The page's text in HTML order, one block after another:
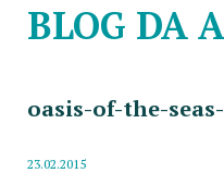
BLOG DA
oasis-of-the-
23.02.2015